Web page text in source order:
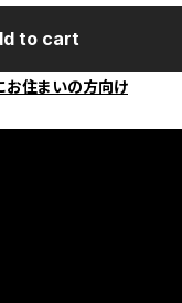
to cart
お住まいの方向け